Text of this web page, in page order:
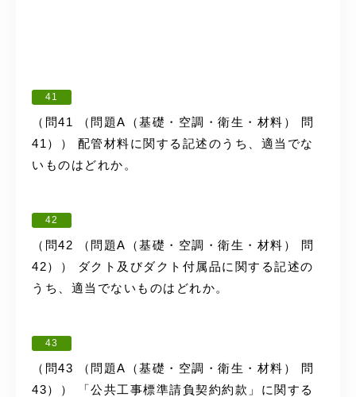
41
（問41 （問題A（基礎・空調・衛生・材料） 問
41）） 配管材料に関する記述のうち、適当でな
いものはどれか。
42
（問42 （問題A（基礎・空調・衛生・材料） 問
42）） ダクト及びダクト付属品に関する記述の
うち、適当でないものはどれか。
43
（問43 （問題A（基礎・空調・衛生・材料） 問
43）） 「公共工事標準請負契約約款」に関する